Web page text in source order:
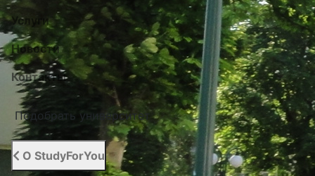
Услуги
Новости
Контакты
Подобрать университет
О StudyForYou